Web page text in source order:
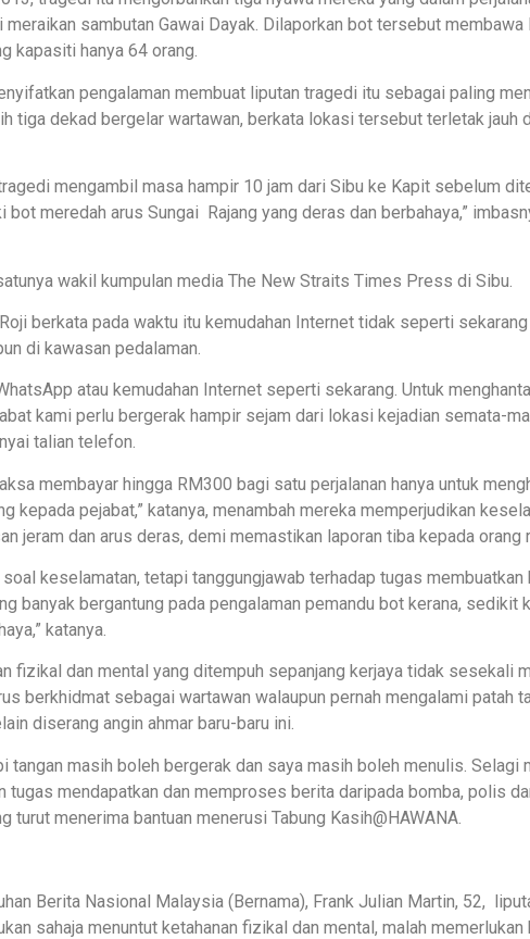
meraikan sambutan Gawai Dayak. Dilaporkan bot tersebut membawa
kapasiti hanya 64 orang.
pengalaman membuat liputan tragedi itu sebagai paling
tiga dekad bergelar wartawan, berkata lokasi tersebut terletak jauh
mengambil masa hampir 10 jam dari Sibu ke Kapit sebelum
bot meredah arus Sungai Rajang yang deras dan berbahaya,”
wakil kumpulan media The New Straits Times Press di Sibu.
berkata pada waktu itu kemudahan Internet tidak seperti
di kawasan pedalaman.
atau kemudahan Internet seperti sekarang. Untuk
kami perlu bergerak hampir sejam dari lokasi kejadian semata-
talian telefon.
membayar hingga RM300 bagi satu perjalanan hanya untuk
kepada pejabat,” katanya, menambah mereka memperjudikan
jeram dan arus deras, demi memastikan laporan tiba kepada orang
keselamatan, tetapi tanggungjawab terhadap tugas membuatkan
banyak bergantung pada pengalaman pemandu bot kerana, sedikit
katanya.
fizikal dan mental yang ditempuh sepanjang kerjaya tidak sesekali
berkhidmat sebagai wartawan walaupun pernah mengalami patah
diserang angin ahmar baru-baru ini.
tangan masih boleh bergerak dan saya masih boleh menulis. Selagi
tugas mendapatkan dan memproses berita daripada bomba, polis
turut menerima bantuan menerusi Tabung Kasih@HAWANA.
Berita Nasional Malaysia (Bernama), Frank Julian Martin, 52,
sahaja menuntut ketahanan fizikal dan mental, malah